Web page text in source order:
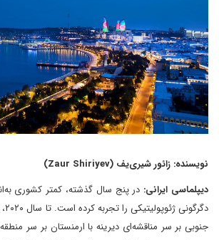
نویسنده: زائور شیری‌یف (Zaur Shiriyev)
دیپلماسی ایرانی: در پنج سال گذشته، کمتر کشوری
جنوبی بر سر مناقشه‌ای دیرینه با ارمنستان بر سر